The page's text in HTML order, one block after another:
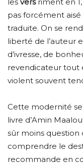
pas forcément aisé
traduite. On se
liberté de l’auteur
d’ivresse, de
revendicateur tout
violent souvent
Cette modernité
livre d’Amin
sûr moins question
comprendre le
recommande en